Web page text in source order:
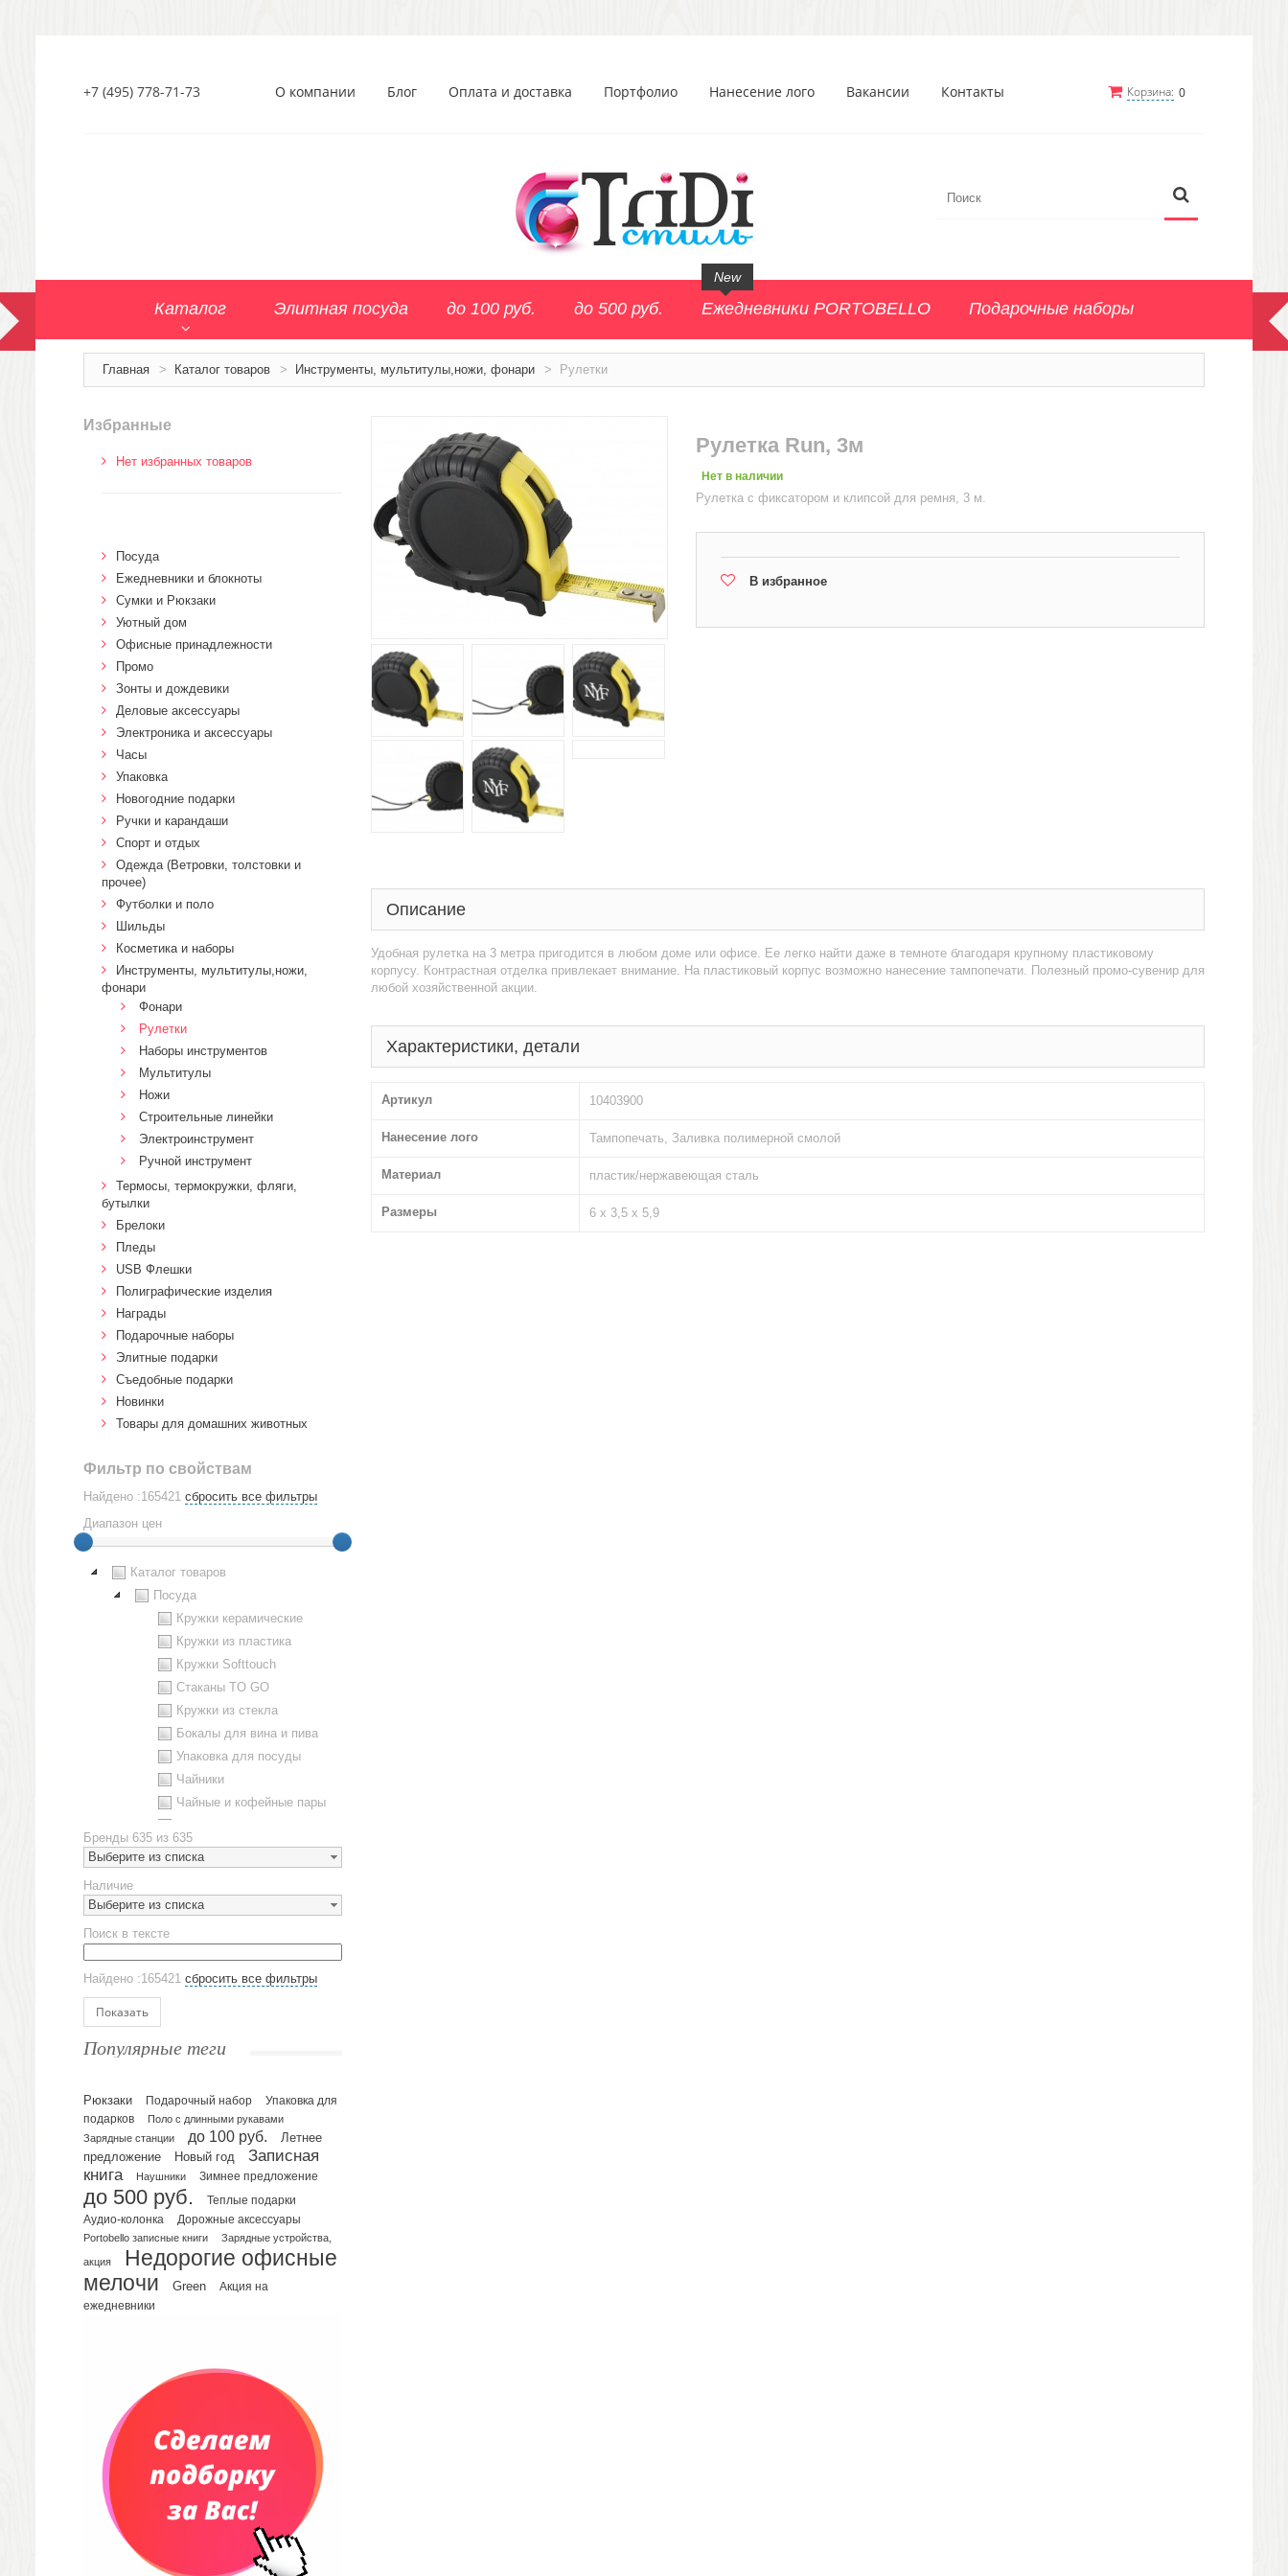
Корзина: 0
+7 (495) 778-71-73 О компании Блог Оплата и доставка Портфолио Нанесение лого Вакансии Контакты
Каталог Элитная посуда до 100 руб. до 500 руб. Ежедневники PORTOBELLO
New
Подарочные наборы
Главная > Каталог товаров > Инструменты, мультитулы,ножи, фонари > Рулетки
Рулетка Run, 3м
Нет в наличии
Рулетка с фиксатором и клипсой для ремня, 3 м.
В избранное
Описание
Удобная рулетка на 3 метра пригодится в любом доме или офисе. Ее легко найти даже в темноте благодаря крупному пластиковому
корпусу. Контрастная отделка привлекает внимание. На пластиковый корпус возможно нанесение тампопечати. Полезный промо-сувенир для
любой хозяйственной акции.
Характеристики, детали
Артикул 10403900
Нанесение лого Тампопечать, Заливка полимерной смолой
Материал пластик/нержавеющая сталь
Размеры 6 х 3,5 х 5,9
Избранные
Нет избранных товаров
Посуда
Ежедневники и блокноты
Сумки и Рюкзаки
Уютный дом
Офисные принадлежности
Промо
Зонты и дождевики
Деловые аксессуары
Электроника и аксессуары
Часы
Упаковка
Новогодние подарки
Ручки и карандаши
Спорт и отдых
Одежда (Ветровки, толстовки и
прочее)
Футболки и поло
Шильды
Косметика и наборы
Инструменты, мультитулы,ножи,
фонари
Фонари
Рулетки
Наборы инструментов
Мультитулы
Ножи
Строительные линейки
Электроинструмент
Ручной инструмент
Термосы, термокружки, фляги,
бутылки
Брелоки
Пледы
USB Флешки
Полиграфические изделия
Награды
Подарочные наборы
Элитные подарки
Cъедобные подарки
Новинки
Товары для домашних животных
Фильтр по свойствам
Найдено :165421 сбросить все фильтры
Диапазон цен
Каталог товаров
Посуда
Кружки керамические
Кружки из пластика
Кружки Softtouch
Стаканы TO GO
Кружки из стекла
Бокалы для вина и пива
Упаковка для посуды
Чайники
Чайные и кофейные пары
Наборы посуды
Предметы сервировки
Стаканы
Эко кружки
ЕВРОПОСУДА
Аксессуары
Ежедневники и блокноты
Датированные ежедневники
Планинги и телефонные книжки
Планинги датированные
Планинги недатированные
Телефонные книжки
Еженедельники
Органайзер на ежедневник
Сумки и Рюкзаки
Сумки для планшетов и ноутбуков
Рюкзаки
Несессеры и косметички
Сумки спортивные
Портфели
Чехлы для планшетов и ноутбуков
Сумка на пояс или шею
Аксессуары
Женские сумки
Уютный дом
Бренды 635 из 635
Выберите из списка
Наличие
Выберите из списка
Поиск в тексте
Найдено :165421 сбросить все фильтры
Показать
Популярные теги
Рюкзаки Подарочный набор
Упаковка для
подарков
Поло с длинными рукавами
Зарядные станции
до 100 руб.
Летнее
предложение
Новый год
Записная
книга
Наушники Зимнее предложение
до 500 руб.
Теплые подарки
Аудио-колонка
Дорожные аксессуары
Portobello записные книги
Зарядные устройства,
акция
Недорогие офисные
мелочи
Green
Акция на
ежедневники